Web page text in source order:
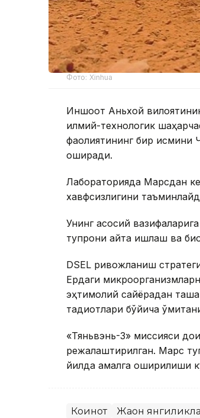
Фото: Xinhua
Иншоот Аньхой
илмий-технологик
фаолиятининг бир қисмини
оширади.
Лабораторияда Марсдан
хавфсизлигини
Унинг асосий
тупроқни қайта ишлаш ва
DSEL ривожланиш
Ердаги
эҳтимолий сайёрадан
тадқиқотлари бўйича
«Тяньвэнь-3» миссияси
режалаштирилган. Марс
йилда амалга оширилиши
Коинот Жаҳон